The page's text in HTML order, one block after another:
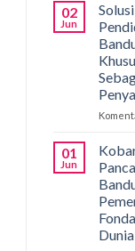
02
Jun
01
Jun